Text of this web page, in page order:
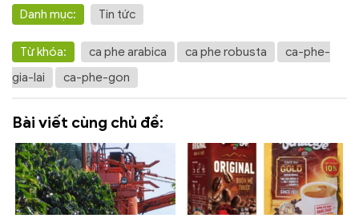
Danh mục: Tin tức
Từ khóa: ca phe arabica ca phe robusta
ca-phe-
gia-lai
ca-phe-gon
Bài viết cùng chủ đề: